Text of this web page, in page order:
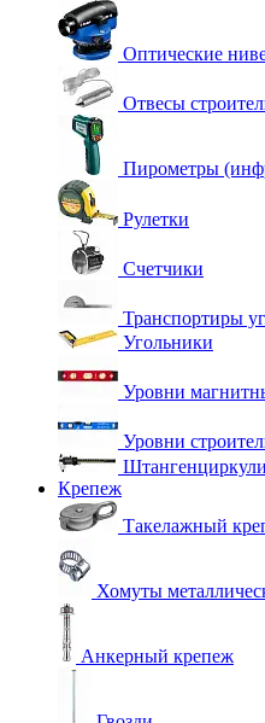
Оптические
Отвесы
Пирометры
Рулетки
Счетчики
Транспортиры
Угольники
Уровни
Уровни
Штангенциркули
Крепеж
Такелажный
Хомуты
Анкерный крепеж